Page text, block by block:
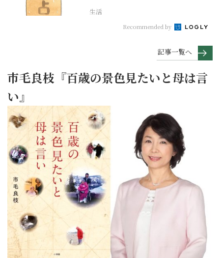
生活
Recommended by
記事一覧へ
市毛良枝『百歳の景色見たいと母は言
い』